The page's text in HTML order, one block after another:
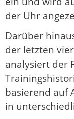
der Uhr
Darüber
der letzten
analysiert der
basierend auf
in